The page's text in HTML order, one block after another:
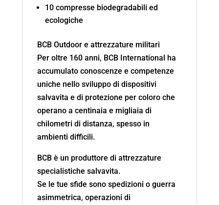
10 compresse biodegradabili ed
ecologiche
BCB Outdoor e attrezzature militari
Per oltre 160 anni, BCB International ha
accumulato conoscenze e competenze
uniche nello sviluppo di dispositivi
salvavita e di protezione per coloro che
operano a centinaia e migliaia di
chilometri di distanza, spesso in
ambienti difficili.
BCB è un produttore di attrezzature
specialistiche salvavita.
Se le tue sfide sono spedizioni o guerra
asimmetrica, operazioni di